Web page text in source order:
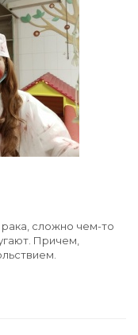
сложно чем-то
Причем,